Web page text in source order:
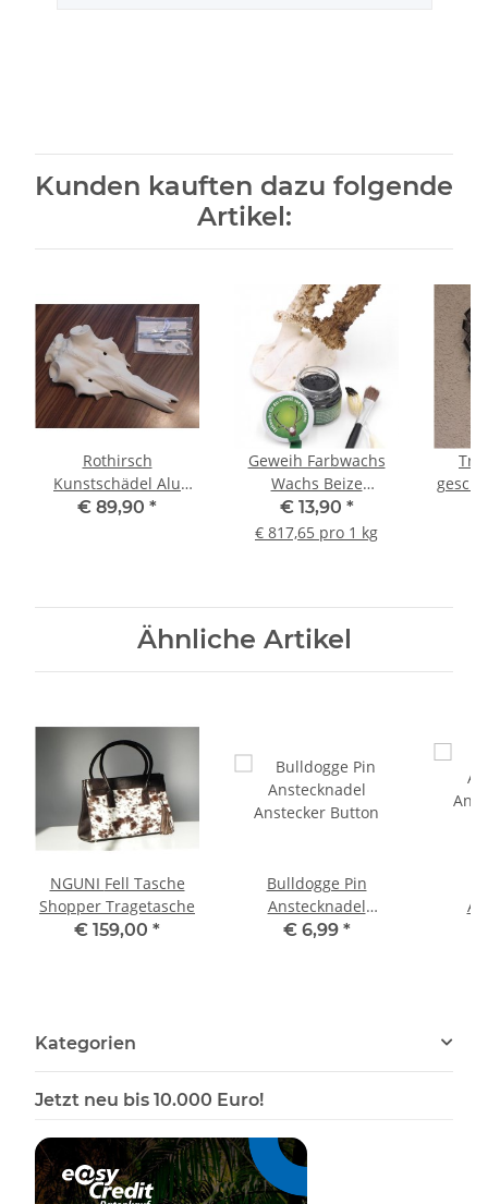
Kunden kauften dazu folgende
Artikel:
Rothirsch
Kunstschädel Alu
Schädel Hirsch 55mm
€ 89,90 *
Geweih Farbwachs
Wachs Beize
Trophäenbearbeitung
Verschönerung für
€ 13,90 *
€ 817,65 pro 1 kg
Ähnliche Artikel
NGUNI Fell Tasche
Shopper Tragetasche
€ 159,00 *
Bulldogge Pin
Anstecknadel
Anstecker Button
€ 6,99 *
Kategorien
Jetzt neu bis 10.000 Euro!